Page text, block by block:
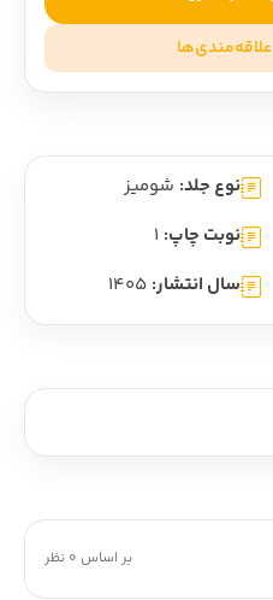
نوع جلد: شومیز
نوبت چاپ: 1
سال انتشار: 1405
بر اساس 0 نظر